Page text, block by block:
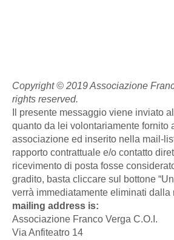
Copyright © 2019 Associazione
rights reserved.
Il presente messaggio viene inviato
quanto da lei volontariamente fornito
associazione ed inserito nella mail-
rapporto contrattuale e/o contatto
ricevimento di posta fosse
gradito, basta cliccare sul bottone
verrà immediatamente eliminati dalla
mailing address is:
Associazione Franco Verga C.O.I.
Via Anfiteatro 14